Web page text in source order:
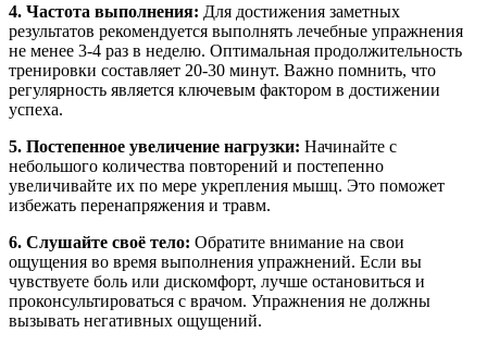
4. Частота выполнения: Для достижения заметных
результатов рекомендуется выполнять лечебные упражнения
не менее 3-4 раз в неделю. Оптимальная продолжительность
тренировки составляет 20-30 минут. Важно помнить, что
регулярность является ключевым фактором в достижении
успеха.
5. Постепенное увеличение нагрузки: Начинайте с
небольшого количества повторений и постепенно
увеличивайте их по мере укрепления мышц. Это поможет
избежать перенапряжения и травм.
6. Слушайте своё тело: Обратите внимание на свои
ощущения во время выполнения упражнений. Если вы
чувствуете боль или дискомфорт, лучше остановиться и
проконсультироваться с врачом. Упражнения не должны
вызывать негативных ощущений.